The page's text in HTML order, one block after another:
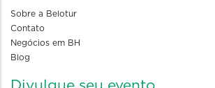
Sobre a Belotur
Contato
Negócios em BH
Blog